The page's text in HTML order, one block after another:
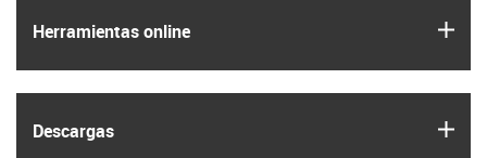
Herramientas online
Descargas